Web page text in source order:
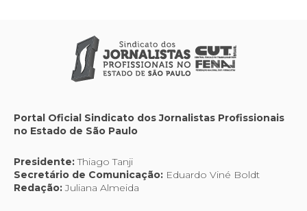
Portal Oficial Sindicato dos Jornalistas Profissionais
no Estado de São Paulo
Presidente:Thiago Tanji
Secretário de Comunicação: Eduardo Viné Boldt
Redação:Juliana Almeida